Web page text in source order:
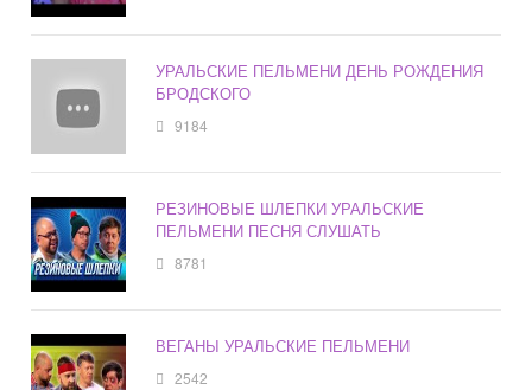
УРАЛЬСКИЕ ПЕЛЬМЕНИ ДЕНЬ РОЖДЕНИЯ
БРОДСКОГО
9184
РЕЗИНОВЫЕ ШЛЕПКИ УРАЛЬСКИЕ
ПЕЛЬМЕНИ ПЕСНЯ СЛУШАТЬ
8781
ВЕГАНЫ УРАЛЬСКИЕ ПЕЛЬМЕНИ
2542